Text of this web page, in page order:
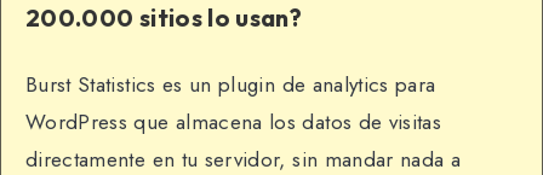
200.000 sitios lo usan?
Burst Statistics es un plugin de analytics para
WordPress que almacena los datos de visitas
directamente en tu servidor, sin mandar nada a